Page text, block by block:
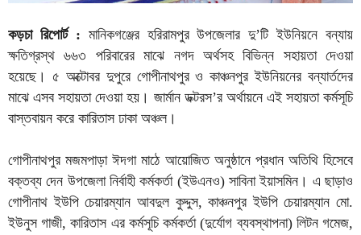
কড়চা রিপোর্ট : মানিকগঞ্জের হরিরামপুর উপজেলার দু’টি ইউনিয়নে বন্যায়
ক্ষতিগ্রস্থ ৬৬৩ পরিবারের মাঝে নগদ অর্থসহ বিভিন্ন সহায়তা দেওয়া
হয়েছে। ৫ অক্টোবর দুপুরে গোপীনাথপুর ও কাঞ্চনপুর ইউনিয়নের বন্যার্তদের
মাঝে এসব সহায়তা দেওয়া হয়। জার্মান ডক্টরস’র অর্থায়নে এই সহায়তা কর্মসূচি
বাস্তবায়ন করে কারিতাস ঢাকা অঞ্চল।
গোপীনাথপুর মজমপাড়া ঈদগা মাঠে আয়োজিত অনুষ্ঠানে প্রধান অতিথি হিসেবে
বক্তব্য দেন উপজেলা নির্বাহী কর্মকর্তা (ইউএনও) সাবিনা ইয়াসমিন। এ ছাড়াও
গোপীনাথ ইউপি চেয়ারম্যান আবদুল কুদ্দুস, কাঞ্চনপুর ইউপি চেয়ারম্যান মো.
ইউনুস গাজী, কারিতাস এর কর্মসূচি কর্মকর্তা (দুর্যোগ ব্যবস্থাপনা) লিটন গমেজ,